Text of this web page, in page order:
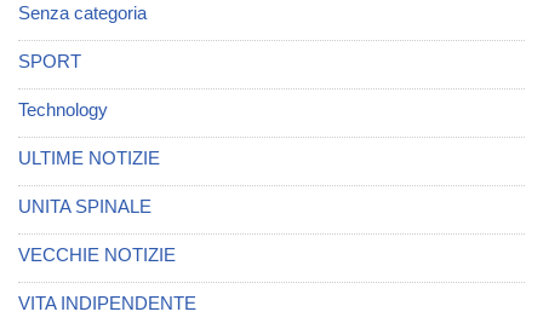
Senza categoria
SPORT
Technology
ULTIME NOTIZIE
UNITA SPINALE
VECCHIE NOTIZIE
VITA INDIPENDENTE